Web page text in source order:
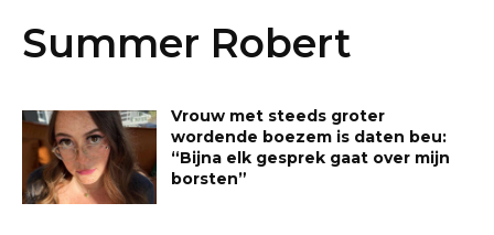
Summer Robert
Vrouw met steeds groter
wordende boezem is daten beu:
“Bijna elk gesprek gaat over mijn
borsten”